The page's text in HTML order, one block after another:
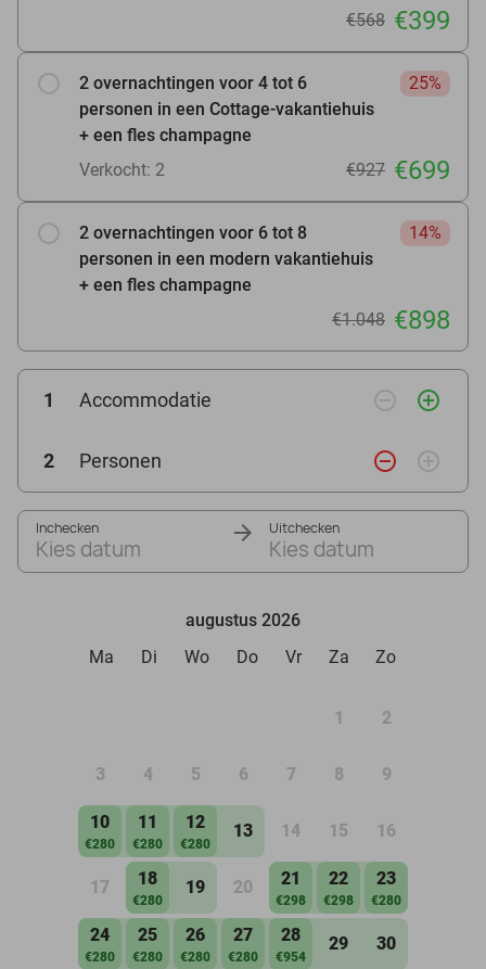
€568 €399
2 overnachtingen voor 4 tot 6
personen in een Cottage-vakantiehuis
+ een fles champagne
25%
Verkocht: 2 €927 €699
2 overnachtingen voor 6 tot 8
personen in een modern vakantiehuis
+ een fles champagne
14%
€1.048 €898
1 Accommodatie remove_circle_outline add_circle_outline
2 Personen remove_circle_outline add_circle_outline
Inchecken
Kies datum
Uitchecken
Kies datum
augustus 2026
Ma
Di Wo Do Vr Za Zo
1 2
3 4 5 6 7 8 9
10
€280
11
€280
12
€280
13 14 15 16
17 18
€280
19 20 21
€298
22
€298
23
€280
24
€280
25
€280
26
€280
27
€280
28
€954
29 30